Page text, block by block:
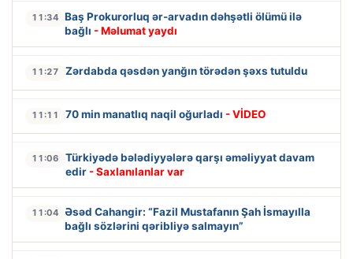
11:34 Baş Prokurorluq ər-arvadın dəhşətli ölümü ilə
bağlı - Məlumat yaydı
11:27 Zərdabda qəsdən yanğın törədən şəxs tutuldu
11:11 70 min manatlıq naqil oğurladı - VİDEO
11:06
Türkiyədə bələdiyyələrə qarşı əməliyyat davam
edir - Saxlanılanlar var
11:04
Əsəd Cahangir: “Fazil Mustafanın Şah İsmayılla
bağlı sözlərini qəribliyə salmayın”